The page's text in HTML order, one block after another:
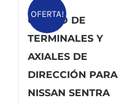
OFERTA!
COMBO DE
TERMINALES Y
AXIALES DE
DIRECCIÓN PARA
NISSAN SENTRA